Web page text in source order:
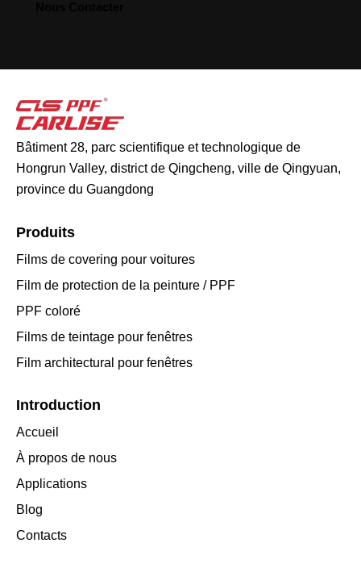
Bâtiment 28, parc scientifique et technologique de
Hongrun Valley, district de Qingcheng, ville de Qingyuan,
province du Guangdong
Produits
Films de covering pour voitures
Film de protection de la peinture / PPF
PPF coloré
Films de teintage pour fenêtres
Film architectural pour fenêtres
Introduction
Accueil
À propos de nous
Applications
Blog
Contacts